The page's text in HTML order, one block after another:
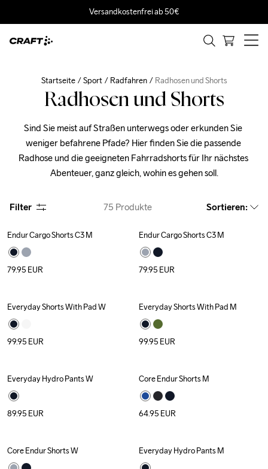
Versandkostenfrei ab 50€
Startseite Sport Radfahren Radhosen und Shorts
Radhosen und Shorts
Sind Sie meist auf Straßen unterwegs oder erkunden Sie
weniger befahrene Pfade? Hier finden Sie die passende
Radhose und die geeigneten Fahrradshorts für Ihr nächstes
Abenteuer, ganz gleich, wohin es gehen soll.
Filter 75 Produkte Sortieren:
Endur Cargo Shorts C3 M
79.95 EUR
Endur Cargo Shorts C3 M
79.95 EUR
Everyday Shorts With Pad W
99.95 EUR
Everyday Shorts With Pad M
99.95 EUR
Everyday Hydro Pants W
89.95 EUR
Core Endur Shorts M
64.95 EUR
Core Endur Shorts W Everyday Hydro Pants M